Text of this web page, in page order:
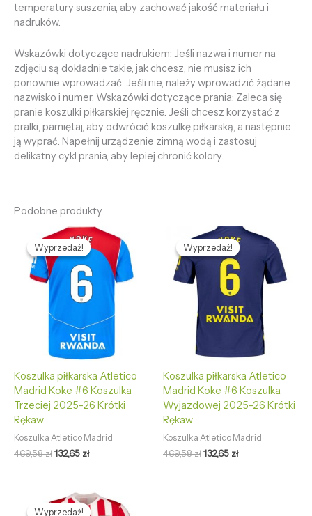
temperatury suszenia, aby zachować jakość materiału i
nadruków.
Wskazówki dotyczące nadrukiem: Jeśli nazwa i numer na
zdjęciu są dokładnie takie, jak chcesz, nie musisz ich
ponownie wprowadzać. Jeśli nie, należy wprowadzić żądane
nazwisko i numer. Wskazówki dotyczące prania: Zaleca się
pranie koszulki piłkarskiej ręcznie. Jeśli chcesz korzystać z
pralki, pamiętaj, aby odwrócić koszulkę piłkarską, a następnie
ją wyprać. Napełnij urządzenie zimną wodą i zastosuj
delikatny cykl prania, aby lepiej chronić kolory.
Podobne produkty
Wyprzedaż!
Wyprzedaż!
Koszulka piłkarska Atletico
Madrid Koke #6 Koszulka
Trzeciej 2025-26 Krótki
Rękaw
Koszulka Atletico Madrid
469,58zł
Pierwotna
cena
wynosiła:
469,58 zł.
132,65 zł
Aktualna
cena
wynosi:
132,65 zł.
Wyprzedaż!
Wyprzedaż!
Koszulka piłkarska Atletico
Madrid Koke #6 Koszulka
Wyjazdowej 2025-26 Krótki
Rękaw
Koszulka Atletico Madrid
469,58zł
Pierwotna
cena
wynosiła:
469,58 zł.
132,65 zł
Aktualna
cena
wynosi:
132,65 zł.
Wyprzedaż!
Wyprzedaż!
Pierwotna
cena
Aktualna
cena